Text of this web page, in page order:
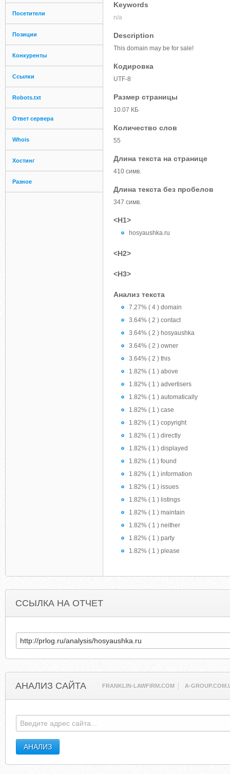
Посетители
Позиции
Конкуренты
Ссылки
Robots.txt
Ответ сервера
Whois
Хостинг
Разное
Keywords
n/a
Description
This domain may be for sale!
Кодировка
UTF-8
Размер страницы
10.07 КБ
Количество слов
55
Длина текста на странице
410 симв.
Длина текста без пробелов
347 симв.
<H1>
hosyaushka.ru
<H2>
<H3>
Анализ текста
7.27% ( 4 ) domain
3.64% ( 2 ) contact
3.64% ( 2 ) hosyaushka
3.64% ( 2 ) owner
3.64% ( 2 ) this
1.82% ( 1 ) above
1.82% ( 1 ) advertisers
1.82% ( 1 ) automatically
1.82% ( 1 ) case
1.82% ( 1 ) copyright
1.82% ( 1 ) directly
1.82% ( 1 ) displayed
1.82% ( 1 ) found
1.82% ( 1 ) information
1.82% ( 1 ) issues
1.82% ( 1 ) listings
1.82% ( 1 ) maintain
1.82% ( 1 ) neither
1.82% ( 1 ) party
1.82% ( 1 ) please
ССЫЛКА НА ОТЧЕТ
АНАЛИЗ САЙТА FRANKLIN-LAWFIRM.COM A-